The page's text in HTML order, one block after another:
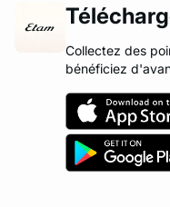
Collectez des
bénéficiez